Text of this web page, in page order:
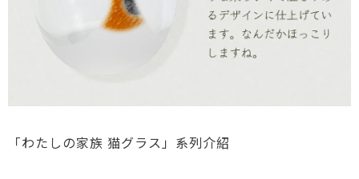
「わたしの家族 猫グラス」系列介紹